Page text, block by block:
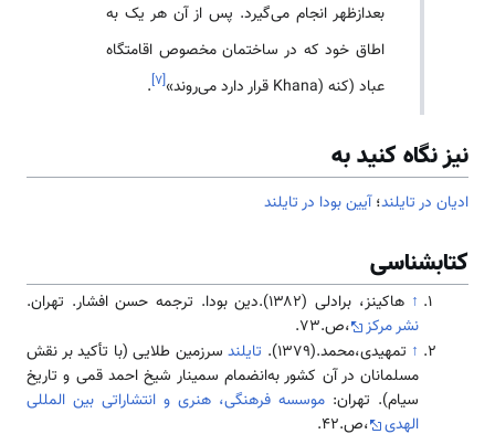
بعدازظهر انجام می‌گیرد. پس از آن هر یک به
اطاق خود که در ساختمان مخصوص اقامتگاه
عباد (کنه (Khana قرار دارد می‌روند»
[۷]
.
نیز نگاه کنید به
ادیان در تایلند؛آیین بودا در تایلند
کتابشناسی
↑ هاکینز، برادلی (۱۳۸۲).دین بودا. ترجمه حسن افشار. تهران.
نشر مرکز
،ص.73.
↑ تمهیدی،محمد.(۱۳۷۹). تایلندسرزمین طلایی (با تأکید بر نقش
مسلمانان در آن کشور به‌انضمام سمینار شیخ احمد قمی و تاریخ
سیام). تهران: موسسه فرهنگی، هنری و انتشاراتی بین المللی
الهدی
،ص.42.